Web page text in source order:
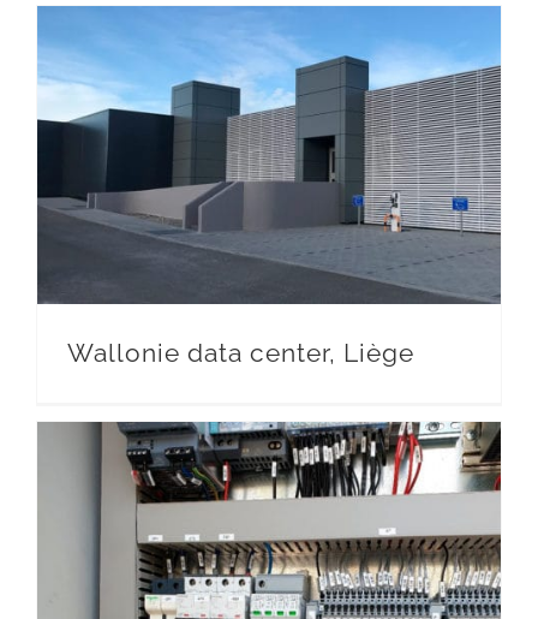
Wallonie data center, Liège